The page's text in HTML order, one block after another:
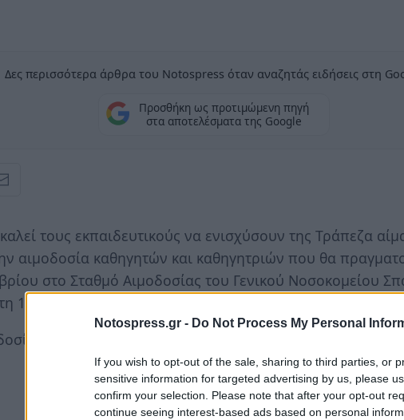
Notospress.gr - Do Not Process My Personal
If you wish to opt-out of the sale, sharing to third parties, or
sensitive information for targeted advertising by us, please
confirm your selection. Please note that after your opt-out
continue seeing interest-based ads based on personal
Δες περισσότερα άρθρα του Notospress όταν αναζητάς ειδήσεις στη
Προσθήκη ως προτιμώμενη πηγή
στα αποτελέσματα της Google
τους εκπαιδευτικούς να ενισχύσουν της Τράπεζα
αιμοδοσία καθηγητών και καθηγητριών που θα
στο Σταθμό Αιμοδοσίας του Γενικού Νοσοκομείου
13:00.
αυτής: Η εθελοντική αιμοδοσία είναι πολιτισμός